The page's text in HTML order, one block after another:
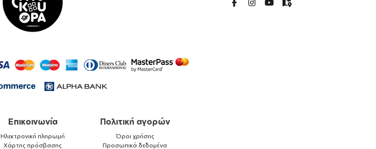
Επικοινωνία
Ηλεκτρονική πληρωμή
Χάρτης πρόσβασης
Πολιτική αγορών
Όροι χρήσης
Προσωπικά δεδομένα